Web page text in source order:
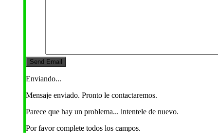
Enviando...
Mensaje enviado. Pronto le contactaremos.
Parece que hay un problema... intentele de nuevo.
Por favor complete todos los campos.